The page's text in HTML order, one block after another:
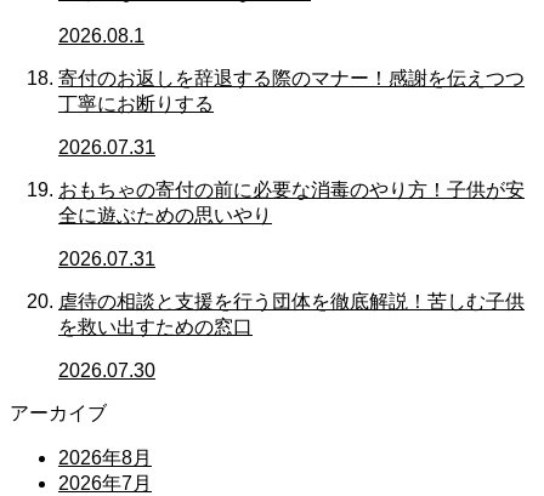
2026.08.1
寄付のお返しを辞退する際のマナー！感謝を伝えつつ
丁寧にお断りする
2026.07.31
おもちゃの寄付の前に必要な消毒のやり方！子供が安
全に遊ぶための思いやり
2026.07.31
虐待の相談と支援を行う団体を徹底解説！苦しむ子供
を救い出すための窓口
2026.07.30
アーカイブ
2026年8月
2026年7月